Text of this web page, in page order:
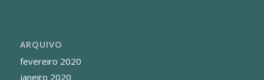
ARQUIVO
fevereiro 2020
janeiro 2020